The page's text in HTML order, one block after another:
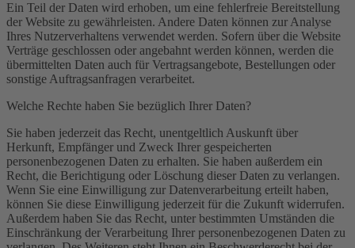
Ein Teil der Daten wird erhoben, um eine fehlerfreie Bereitstellung
der Website zu gewährleisten. Andere Daten können zur Analyse
Ihres Nutzerverhaltens verwendet werden. Sofern über die Website
Verträge geschlossen oder angebahnt werden können, werden die
übermittelten Daten auch für Vertragsangebote, Bestellungen oder
sonstige Auftragsanfragen verarbeitet.
Welche Rechte haben Sie bezüglich Ihrer Daten?
Sie haben jederzeit das Recht, unentgeltlich Auskunft über
Herkunft, Empfänger und Zweck Ihrer gespeicherten
personenbezogenen Daten zu erhalten. Sie haben außerdem ein
Recht, die Berichtigung oder Löschung dieser Daten zu verlangen.
Wenn Sie eine Einwilligung zur Datenverarbeitung erteilt haben,
können Sie diese Einwilligung jederzeit für die Zukunft widerrufen.
Außerdem haben Sie das Recht, unter bestimmten Umständen die
Einschränkung der Verarbeitung Ihrer personenbezogenen Daten zu